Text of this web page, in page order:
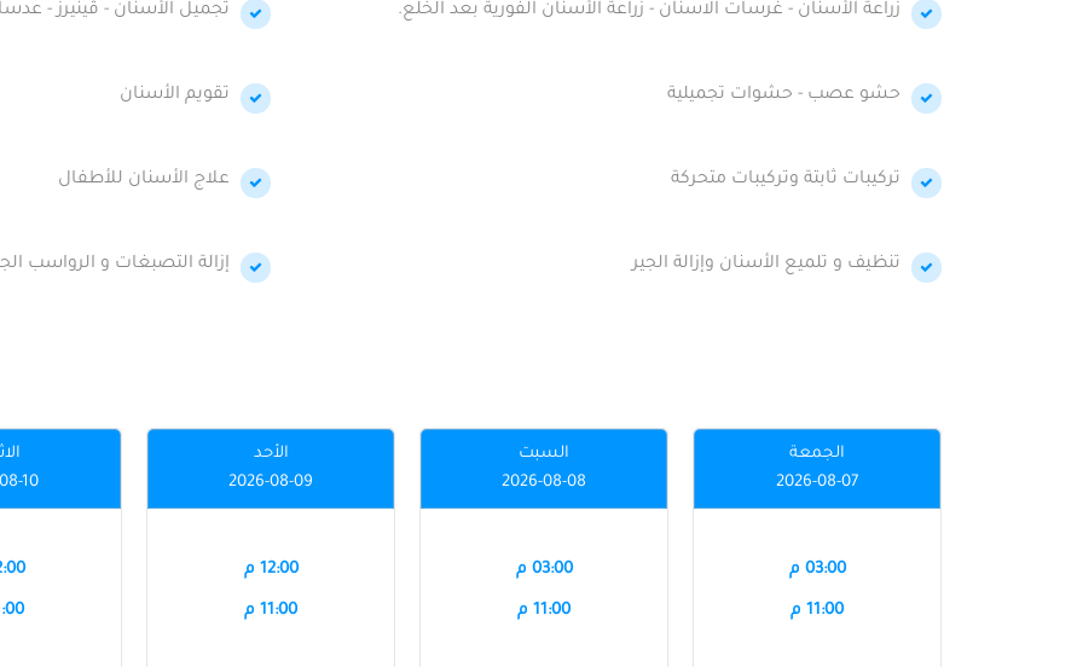
زراعة الأسنان - غرسات الاسنان - زراعة الأسنان الفورية بعد الخلع. تجميل الأسنان - ڤينيرز -
حشو عصب - حشوات تجميلية تقويم الأسنان
تركيبات ثابتة وتركيبات متحركة علاج الأسنان للأطفال
تنظيف و تلميع الأسنان وإزالة الجير إزالة التصبغات و الرواسب
الجمعة
2026-08-07
03:00 م
11:00 م
السبت
2026-08-08
03:00 م
11:00 م
الأحد
2026-08-09
12:00 م
11:00 م
10